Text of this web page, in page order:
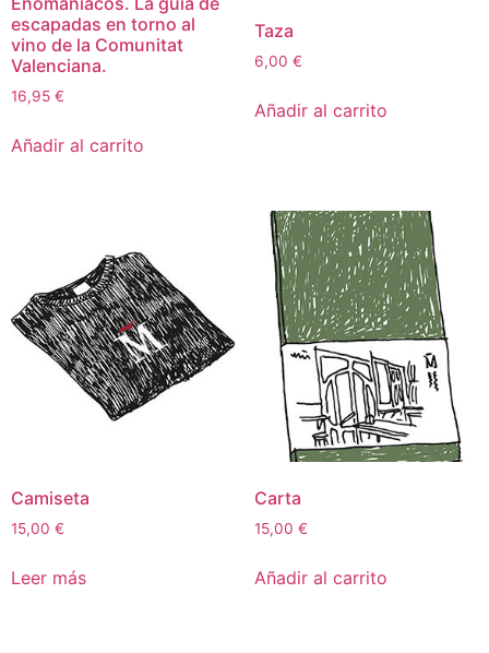
escapadas en torno al
vino de la Comunitat
Valenciana.
16,95 €
Añadir al carrito
Taza
6,00 €
Añadir al carrito
Camiseta
15,00 €
Leer más
Carta
15,00 €
Añadir al carrito